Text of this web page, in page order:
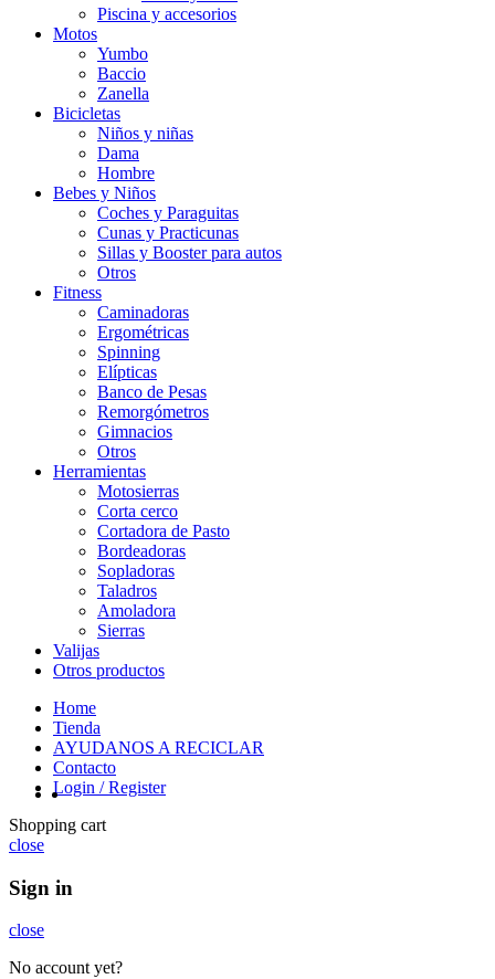
Piscina y accesorios
Motos
Yumbo
Baccio
Zanella
Bicicletas
Niños y niñas
Dama
Hombre
Bebes y Niños
Coches y Paraguitas
Cunas y Practicunas
Sillas y Booster para autos
Otros
Fitness
Caminadoras
Ergométricas
Spinning
Elípticas
Banco de Pesas
Remorgómetros
Gimnacios
Otros
Herramientas
Motosierras
Corta cerco
Cortadora de Pasto
Bordeadoras
Sopladoras
Taladros
Amoladora
Sierras
Valijas
Otros productos
Home
Tienda
AYUDANOS A RECICLAR
Contacto
Login / Register
Shopping cart
close
Sign in
close
No account yet?